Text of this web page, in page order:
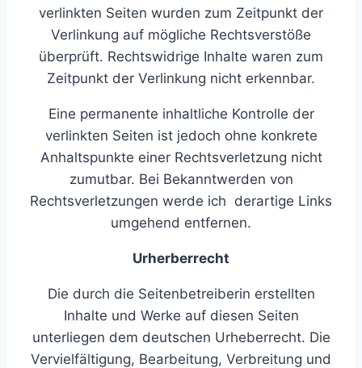
verlinkten Seiten wurden zum Zeitpunkt der
Verlinkung auf mögliche Rechtsverstöße
überprüft. Rechtswidrige Inhalte waren zum
Zeitpunkt der Verlinkung nicht erkennbar.
Eine permanente inhaltliche Kontrolle der
verlinkten Seiten ist jedoch ohne konkrete
Anhaltspunkte einer Rechtsverletzung nicht
zumutbar. Bei Bekanntwerden von
Rechtsverletzungen werde ich derartige Links
umgehend entfernen.
Urherberrecht
Die durch die Seitenbetreiberin erstellten
Inhalte und Werke auf diesen Seiten
unterliegen dem deutschen Urheberrecht. Die
Vervielfältigung, Bearbeitung, Verbreitung und